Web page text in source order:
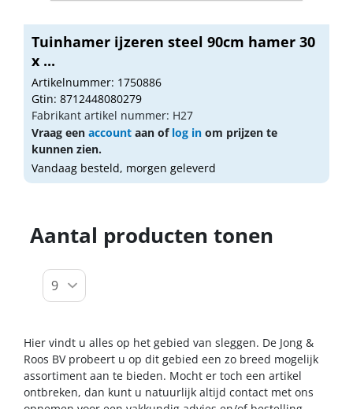
Tuinhamer ijzeren steel 90cm hamer 30
x ...
Artikelnummer: 1750886
Gtin: 8712448080279
Fabrikant artikel nummer: H27
Vraag een account aan of log in om prijzen te
kunnen zien.
Vandaag besteld, morgen geleverd
Aantal producten tonen
Hier vindt u alles op het gebied van sleggen. De Jong &
Roos BV probeert u op dit gebied een zo breed mogelijk
assortiment aan te bieden. Mocht er toch een artikel
ontbreken, dan kunt u natuurlijk altijd contact met ons